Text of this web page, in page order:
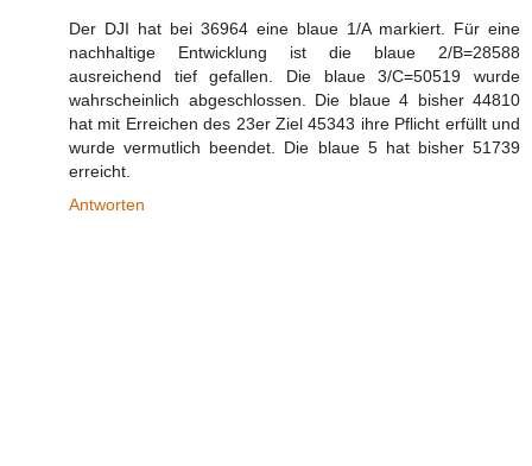
Der DJI hat bei 36964 eine blaue 1/A markiert. Für eine
nachhaltige Entwicklung ist die blaue 2/B=28588
ausreichend tief gefallen. Die blaue 3/C=50519 wurde
wahrscheinlich abgeschlossen. Die blaue 4 bisher 44810
hat mit Erreichen des 23er Ziel 45343 ihre Pflicht erfüllt und
wurde vermutlich beendet. Die blaue 5 hat bisher 51739
erreicht.
Antworten